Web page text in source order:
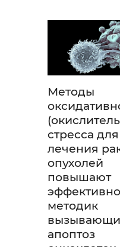
Методы
стресса для
лечения
опухолей
повышают
методик
апоптоз